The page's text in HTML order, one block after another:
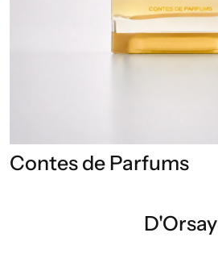
Contes de Parfums
D'Orsay